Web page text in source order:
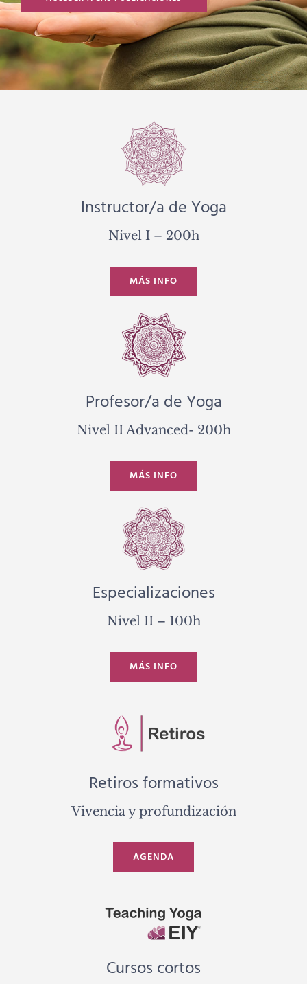
Instructor/a de Yoga
Nivel I – 200h
MÁS INFO
Profesor/a de Yoga
Nivel II Advanced- 200h
MÁS INFO
Especializaciones
Nivel II – 100h
MÁS INFO
Retiros formativos
Vivencia y profundización
AGENDA
Cursos cortos